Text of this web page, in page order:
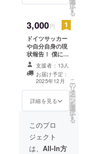
択
す
る
3,000円
ドイツサッカー
や自分自身の現
状報告！ 僕に聞
きたいこと答え
ます！ ・電話時
間10分以上 ・支
援者様との連絡
方法:詳細はメー
ルで連絡しま
させてもらいお
電話させていた
だきます。
支援者：13人
お届け予定：
2025年12月
詳細を見る
こ
の
リ
タ
ー
ン
を
選
択
す
る
このプロ
ジェクト
は、 All-In方